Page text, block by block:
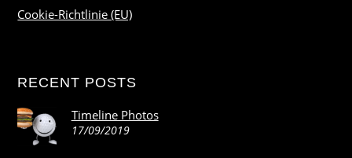
Cookie-Richtlinie (EU)
RECENT POSTS
Timeline Photos
17/09/2019